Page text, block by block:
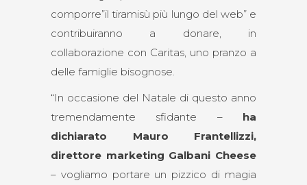
comporre”il tiramisù più lungo del web” e
contribuiranno a donare, in
collaborazione con Caritas, uno pranzo a
delle famiglie bisognose.
“In occasione del Natale di questo anno
tremendamente sfidante – ha
dichiarato Mauro Frantellizzi,
direttore marketing Galbani Cheese
– vogliamo portare un pizzico di magia